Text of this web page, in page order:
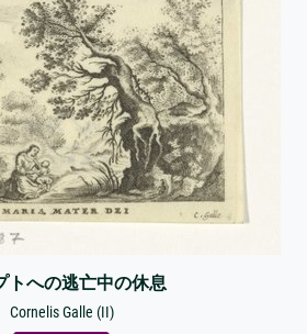
トへの逃亡中の休息
Cornelis Galle (II)